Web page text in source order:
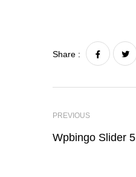
Share :
PREVIOUS
Wpbingo Slider 5